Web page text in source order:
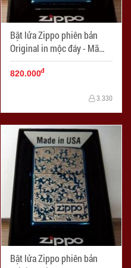
Bật lửa Zippo phiên bản
Original in mộc đáy - Mã
SP: ZPC0574
820.000đ
3.330
Bật lửa Zippo phiên bản